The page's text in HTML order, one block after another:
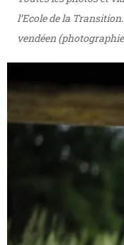
l’Ecole de la
vendéen (photographie